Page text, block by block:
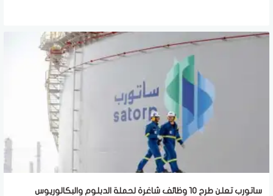
ساتورب تعلن طرح 10 وظائف شاغرة لحملة الدبلوم والبكالوريوس